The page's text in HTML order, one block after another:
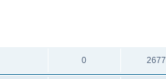
0 2677